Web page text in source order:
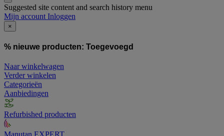
Suggested site content and search history menu
Mijn account Inloggen
×
% nieuwe producten: Toegevoegd
Naar winkelwagen
Verder winkelen
Categorieën
Aanbiedingen
Refurbished producten
Manutan EXPERT